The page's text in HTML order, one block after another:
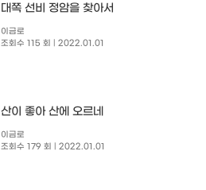
대쪽 선비 정암을 찾아서
이금로
조회수 115 회
| 2022.01.01
산이 좋아 산에 오르네
이금로
조회수 179 회
| 2022.01.01